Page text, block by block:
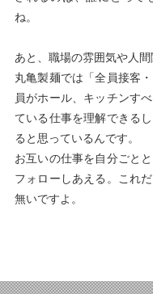
ね。
あと、職場の雰囲気や人間
丸亀製麺では「全員接客
員がホール、キッチンす
ている仕事を理解できる
ると思っているんです。
お互いの仕事を自分ごと
フォローしあえる。これ
無いですよ。